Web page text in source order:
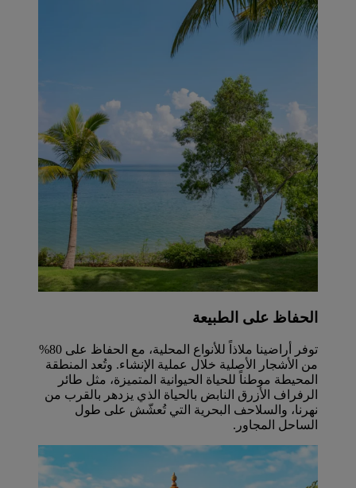
الحفاظ على الطبيعة
توفر أراضينا ملاذاً للأنواع المحلية، مع الحفاظ على 80%
من الأشجار الأصلية خلال عملية الإنشاء. وتُعد المنطقة
المحيطة موطناً للحياة الحيوانية المتميزة، مثل طائر
الرفراف الأزرق النابض بالحياة الذي يزدهر بالقرب من
نهرنا، والسلاحف البحرية التي تُعشّش على طول
الساحل المجاور.